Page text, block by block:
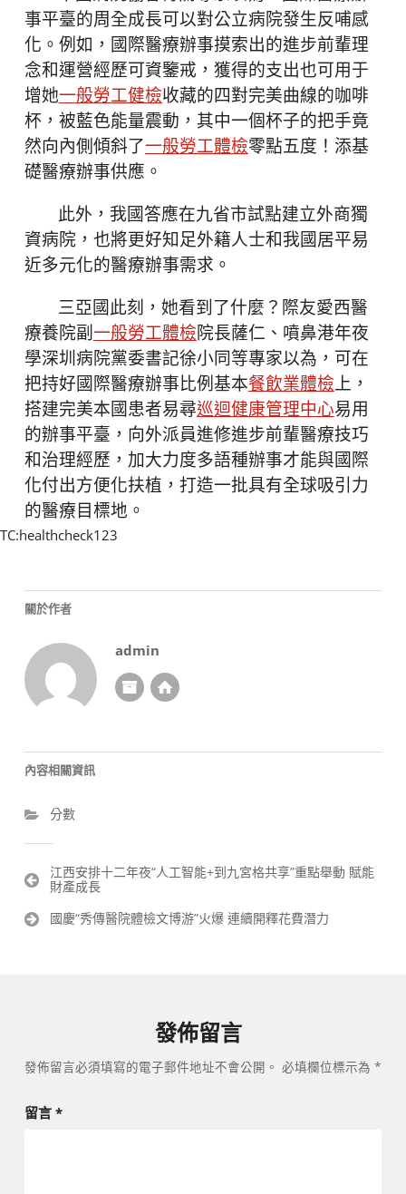
事平臺的周全成長可以對公立病院發生反哺感
化。例如，國際醫療辦事摸索出的進步前輩理
念和運營經歷可資鑒戒，獲得的支出也可用于
增她一般勞工健檢收藏的四對完美曲線的咖啡
杯，被藍色能量震動，其中一個杯子的把手竟
然向內側傾斜了一般勞工體檢零點五度！添基
礎醫療辦事供應。
此外，我國答應在九省市試點建立外商獨
資病院，也將更好知足外籍人士和我國居平易
近多元化的醫療辦事需求。
三亞國此刻，她看到了什麼？際友愛西醫
療養院副一般勞工體檢院長薩仁、噴鼻港年夜
學深圳病院黨委書記徐小同等專家以為，可在
把持好國際醫療辦事比例基本餐飲業體檢上，
搭建完美本國患者易尋巡迴健康管理中心易用
的辦事平臺，向外派員進修進步前輩醫療技巧
和治理經歷，加大力度多語種辦事才能與國際
化付出方便化扶植，打造一批具有全球吸引力
的醫療目標地。
TC:healthcheck123
關於作者
admin
內容相關資訊
分數
文
章
導
覽
江西安排十二年夜“人工智能+到九宮格共享”重點舉動 賦能
財產成長
國慶“秀傳醫院體檢文博游”火爆 連續開釋花費潛力
發佈留言
發佈留言必須填寫的電子郵件地址不會公開。 必填欄位標示為 *
留言 *